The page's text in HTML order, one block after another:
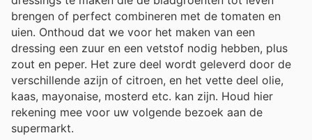
brengen of perfect combineren met de tomaten en
uien. Onthoud dat we voor het maken van een
dressing een zuur en een vetstof nodig hebben, plus
zout en peper. Het zure deel wordt geleverd door de
verschillende azijn of citroen, en het vette deel olie,
kaas, mayonaise, mosterd etc. kan zijn. Houd hier
rekening mee voor uw volgende bezoek aan de
supermarkt.